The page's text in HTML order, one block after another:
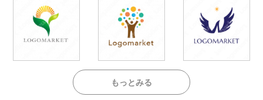
もっとみる